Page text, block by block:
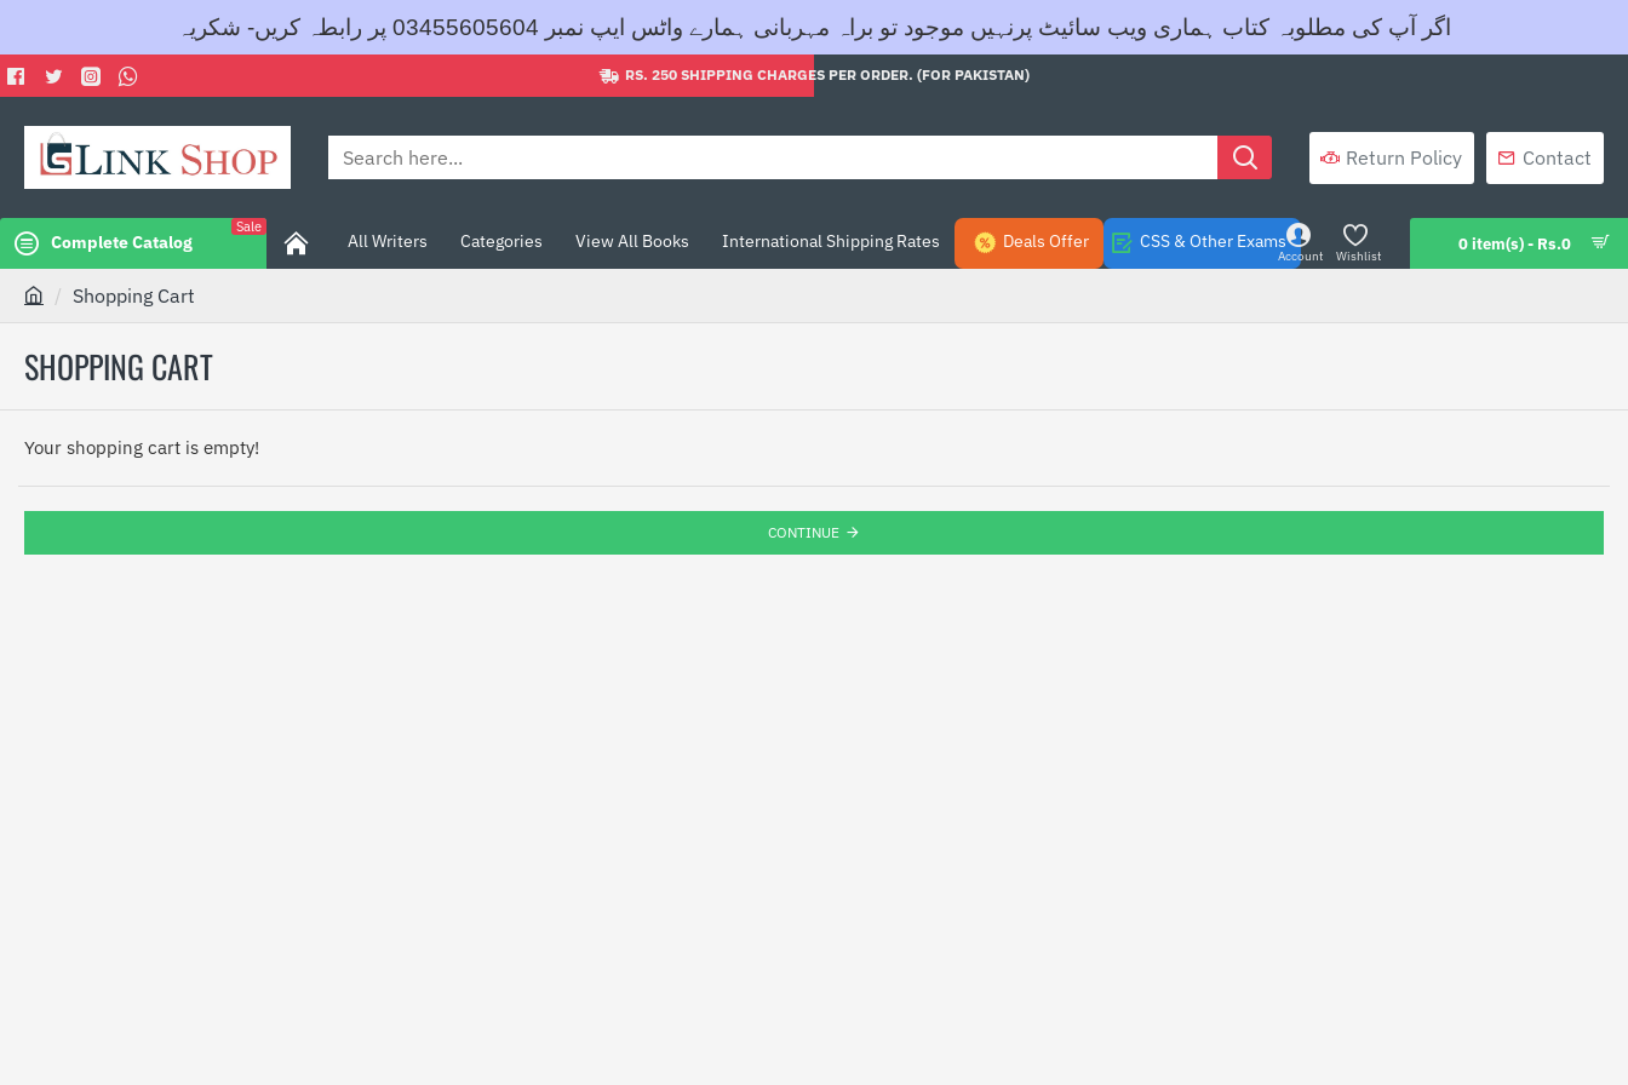
اگر آپ کی مطلوبہ کتاب ہماری ویب سائیٹ پرنہیں موجود تو براہ مہربانی ہمارے واٹس ایپ نمبر 03455605604 پر رابطہ کریں- شکریہ
RS. 250 SHIPPING CHARGES PER ORDER. (FOR PAKISTAN)
Search
Return Policy Contact
Complete Catalog
Sale
All Writers Categories View All Books International Shipping Rates Deals Offer CSS & Other Exams
Account Wishlist
0 item(s) - Rs.0
SHOPPING CART
h
m
e
Shopping Cart
Your shopping cart is empty!
CONTINUE